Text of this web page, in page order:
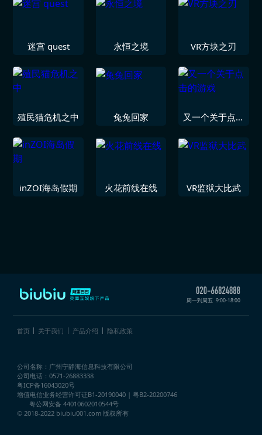
迷宫 quest 永恒之境 VR方块之刃
殖民猫危机之中 兔兔回家
又一个关于点击
inZOI海岛假期 火花前线在线 VR监狱大比武
周一到周五 9:00-18:00
首页 关于我们 产品介绍 隐私政策
公司名称：广州宁静海信息科技有限公司
公司电话：0571-26883338
粤ICP备16043020号
增值电信业务经营许可证B1-20190040 | 粤B2-20200746
粤公网安备 44010602010544号
© 2018-2022 biubiu001.com 版权所有